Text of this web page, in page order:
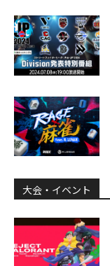
大会・イベント